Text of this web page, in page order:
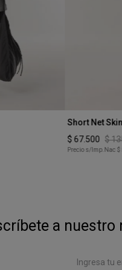
XS
Short Net Skin
$ 67.500 $
Precio s/Imp.Nac $
a